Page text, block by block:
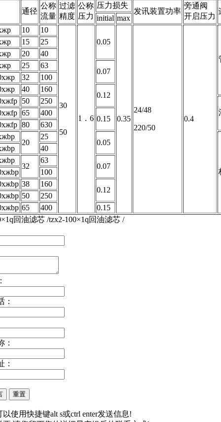
通径
公称
流量
过滤
精度
公称
压力
压力损失
发讯装置功率
旁通阀
开启压力
initial max
10 10
30
50
1．6
0.05
0.35
24/48
220/50
0.4
15
25
20
40
25 63
0.07
32
100
40 160
0.12
50
250
65 400
0.15
80
630
20
25
0.05
40
32
63
0.07
100
38 160
0.12
50
250
65 400
0.15
回油滤芯 /tzx2-100×1q回油滤芯 /
：
：
：
以使用快捷键alt s或ctrl enter发送信息!